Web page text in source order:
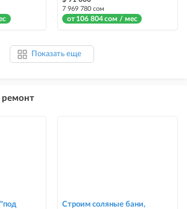
7 969 780 сом
от 106 804 сом / мес
Показать еще
ремонт
Строим соляные бани,